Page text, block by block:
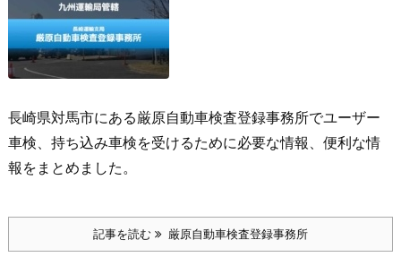
長崎県対馬市にある厳原自動車検査登録事務所でユーザー
車検、持ち込み車検を受けるために必要な情報、便利な情
報をまとめました。
記事を読む 厳原自動車検査登録事務所